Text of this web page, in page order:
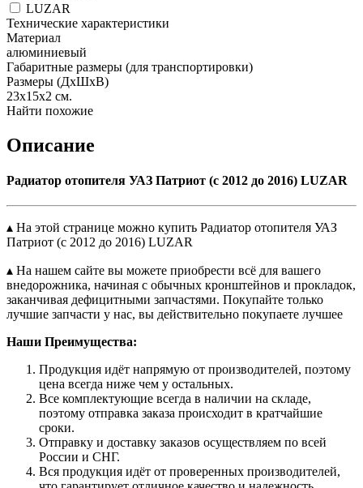
LUZAR
Технические характеристики
Материал
алюминиевый
Габаритные размеры (для транспортировки)
Размеры (ДхШхВ)
23х15х2 см.
Найти похожие
Описание
Радиатор отопителя УАЗ Патриот (с 2012 до 2016) LUZAR
▴ На этой странице можно купить Радиатор отопителя УАЗ
Патриот (с 2012 до 2016) LUZAR
▴ На нашем сайте вы можете приобрести всё для вашего
внедорожника, начиная с обычных кронштейнов и прокладок,
заканчивая дефицитными запчастями. Покупайте только
лучшие запчасти у нас, вы действительно покупаете лучшее
Наши Преимущества:
Продукция идёт напрямую от производителей, поэтому
цена всегда ниже чем у остальных.
Все комплектующие всегда в наличии на складе,
поэтому отправка заказа происходит в кратчайшие
сроки.
Отправку и доставку заказов осуществляем по всей
России и СНГ.
Вся продукция идёт от проверенных производителей,